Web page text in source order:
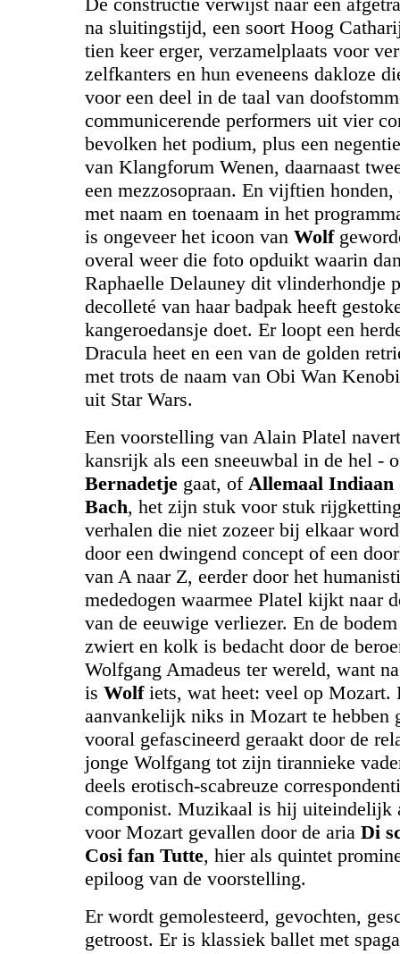
na sluitingstijd, een soort Hoog
tien keer erger, verzamelplaats voor
zelfkanters en hun eveneens dakloze
voor een deel in de taal van
communicerende performers uit vier
bevolken het podium, plus een
van Klangforum Wenen, daarnaast
een mezzosopraan. En vijftien
met naam en toenaam in het
is ongeveer het icoon van Wolf
overal weer die foto opduikt waarin
Raphaelle Delauney dit vlinderhondje
decolleté van haar badpak heeft
kangeroedansje doet. Er loopt een
Dracula heet en een van de golden
met trots de naam van Obi Wan
uit Star Wars.
Een voorstelling van Alain Platel
kansrijk als een sneeuwbal in de hel -
Bernadetje gaat, of Allemaal Indiaan
Bach, het zijn stuk voor stuk
verhalen die niet zozeer bij elkaar
door een dwingend concept of een
van A naar Z, eerder door het
mededogen waarmee Platel kijkt naar
van de eeuwige verliezer. En de
zwiert en kolk is bedacht door de
Wolfgang Amadeus ter wereld, want
is Wolfiets, wat heet: veel op Mozart.
aanvankelijk niks in Mozart te hebben
vooral gefascineerd geraakt door de
jonge Wolfgang tot zijn tirannieke
deels erotisch-scabreuze
componist. Muzikaal is hij uiteindelijk
voor Mozart gevallen door de aria Di
Cosi fan Tutte, hier als quintet
epiloog van de voorstelling.
Er wordt gemolesteerd, gevochten,
getroost. Er is klassiek ballet met